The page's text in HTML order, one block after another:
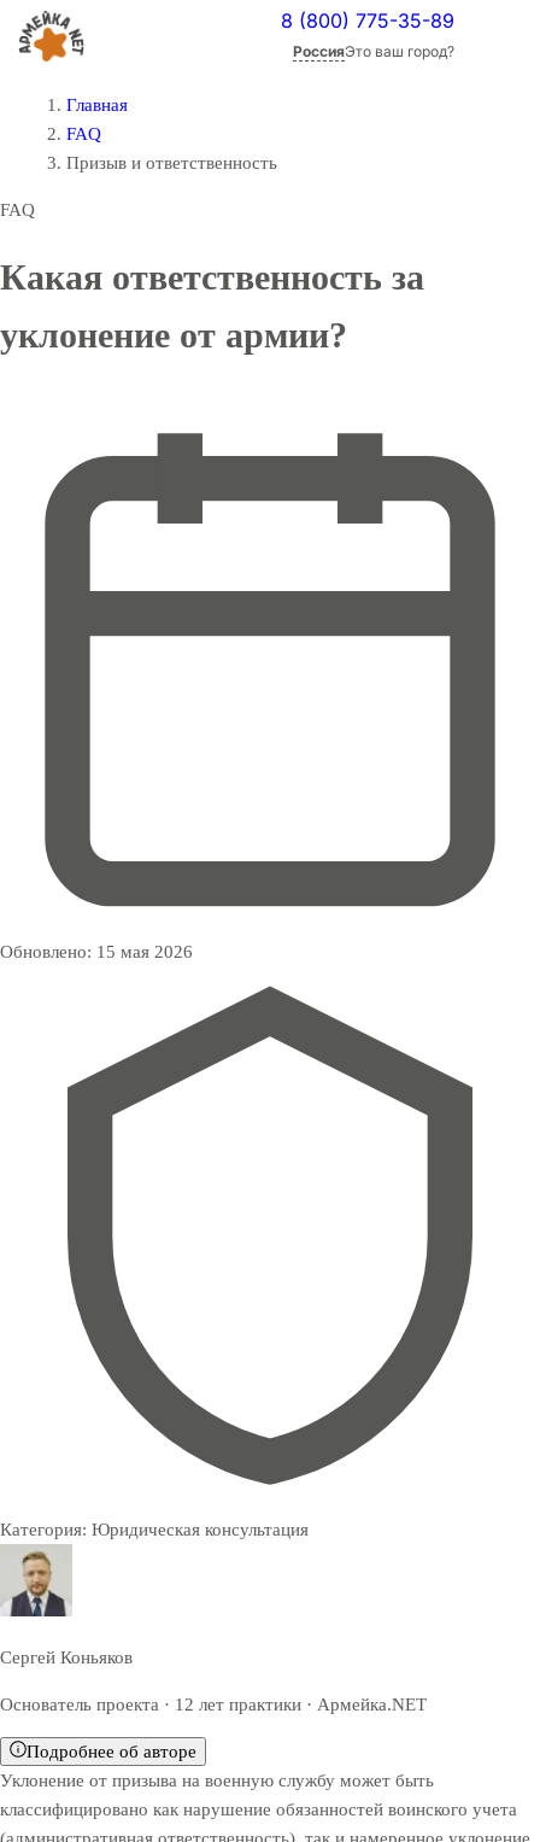
8 (800) 775-35-89
РоссияЭто ваш город?
Главная
FAQ
Призыв и ответственность
FAQ
Какая ответственность за
уклонение от армии?
Обновлено: 15 мая 2026
Категория: Юридическая консультация
Сергей Коньяков
Основатель проекта · 12 лет практики · Армейка.NET
Подробнее об авторе
Уклонение от призыва на военную службу может быть
классифицировано как нарушение обязанностей воинского учета